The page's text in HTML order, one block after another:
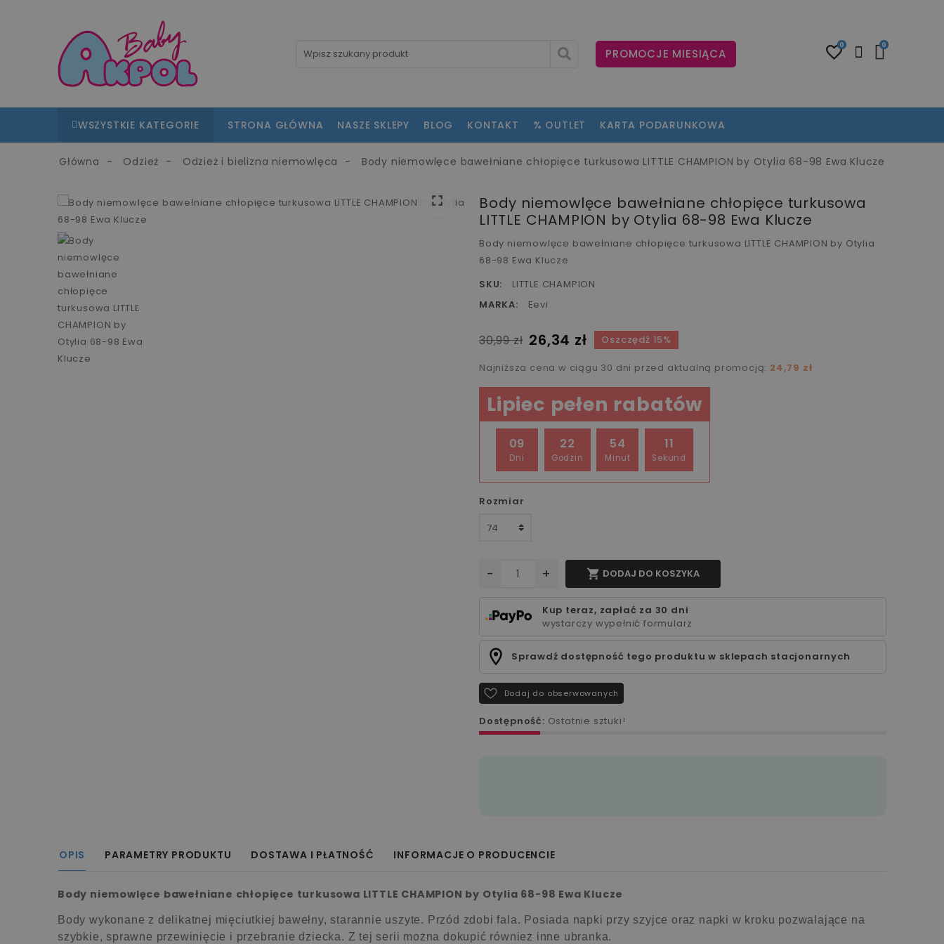
PROMOCJE MIESIĄCA
0 0
WSZYSTKIE KATEGORIE STRONA GŁÓWNA NASZE SKLEPY BLOG KONTAKT % OUTLET KARTA PODARUNKOWA
Główna Odzież Odzież i bielizna niemowlęca Body niemowlęce bawełniane chłopięce turkusowa LITTLE CHAMPION by Otylia 68-98 Ewa Klucze
fullscreen
Body niemowlęce bawełniane chłopięce turkusowa
LITTLE CHAMPION by Otylia 68-98 Ewa Klucze
Body niemowlęce bawełniane chłopięce turkusowa LITTLE CHAMPION by Otylia
68-98 Ewa Klucze
SKU:
LITTLE CHAMPION
MARKA:
Eevi
30,99 zł 26,34 zł Oszczędź 15%
Najniższa cena w ciągu 30 dni przed aktualną promocją: 24,79 zł
Lipiec pełen rabatów
09
Dni
22
Godzin
54
Minut
10
Sekund
Rozmiar
- +  DODAJ DO KOSZYKA
Kup teraz, zapłać za 30 dni
wystarczy wypełnić formularz
Sprawdź dostępność tego produktu w sklepach stacjonarnych
Dodaj do obserwowanych
Dostępność: Ostatnie sztuki!
OPIS PARAMETRY PRODUKTU DOSTAWA I PŁATNOŚĆ INFORMACJE O PRODUCENCIE
Body niemowlęce bawełniane chłopięce turkusowa LITTLE CHAMPION by Otylia 68-98 Ewa Klucze
Body wykonane z delikatnej mięciutkiej bawełny, starannie uszyte. Przód zdobi fala. Posiada napki przy szyjce oraz napki w kroku pozwalające na
szybkie, sprawne przewinięcie i przebranie dziecka. Z tej serii można dokupić również inne ubranka.